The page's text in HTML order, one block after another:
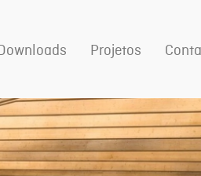
Projetos